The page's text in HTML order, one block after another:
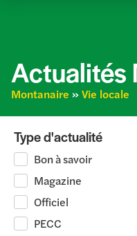
Actualités
Montanaire »Vie locale
Type d'actualité
Bon à savoir
Magazine
Officiel
PECC